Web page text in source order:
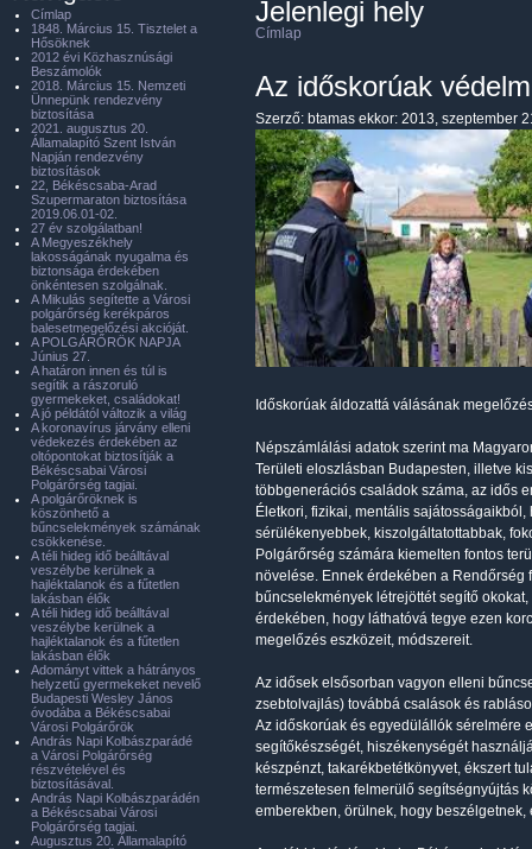
Jelenlegi hely
Címlap
Az időskorúak
Szerző: btamas ekkor: 2013, szeptember
Időskorúak áldozattá válásának
Népszámlálási adatok szerint ma
Területi eloszlásban Budapesten, illetve
többgenerációs családok száma, az idős
Életkori, fizikai, mentális
sérülékenyebbek, kiszolgáltatottabbak,
Polgárőrség számára kiemelten fontos
növelése. Ennek érdekében a
bűncselekmények létrejöttét segítő
érdekében, hogy láthatóvá tegye ezen
megelőzés eszközeit, módszereit.
Az idősek elsősorban vagyon elleni
zsebtolvajlás) továbbá csalások és
Az időskorúak és egyedülállók sérelmére
segítőkészségét, hiszékenységét
készpénzt, takarékbetétkönyvet, ékszert
természetesen felmerülő segítségnyújtás
emberekben, örülnek, hogy
Címlap
1848. Március 15. Tisztelet a
Hősöknek
2012 évi Közhasznúsági
Beszámolók
2018. Március 15. Nemzeti
Ünnepünk rendezvény
biztosítása
2021. augusztus 20.
Államalapító Szent István
Napján rendezvény
biztosítások
22, Békéscsaba-Arad
Szupermaraton biztosítása
2019.06.01-02.
27 év szolgálatban!
A Megyeszékhely
lakosságának nyugalma és
biztonsága érdekében
önkéntesen szolgálnak.
A Mikulás segítette a Városi
polgárőrség kerékpáros
balesetmegelőzési akcióját.
A POLGÁRŐRÖK NAPJA
Június 27.
A határon innen és túl is
segítik a rászoruló
gyermekeket, családokat!
A jó példától változik a világ
A koronavírus járvány elleni
védekezés érdekében az
oltópontokat biztosítják a
Békéscsabai Városi
Polgárőrség tagjai.
A polgárőröknek is
köszönhető a
bűncselekmények számának
csökkenése.
A téli hideg idő beálltával
veszélybe kerülnek a
hajléktalanok és a fűtetlen
lakásban élők
A téli hideg idő beálltával
veszélybe kerülnek a
hajléktalanok és a fűtetlen
lakásban élők
Adományt vittek a hátrányos
helyzetű gyermekeket nevelő
Budapesti Wesley János
óvodába a Békéscsabai
Városi Polgárőrök
András Napi Kolbászparádé
a Városi Polgárőrség
részvételével és
biztosításával.
András Napi Kolbászparádén
a Békéscsabai Városi
Polgárőrség tagjai.
Augusztus 20. Államalapító